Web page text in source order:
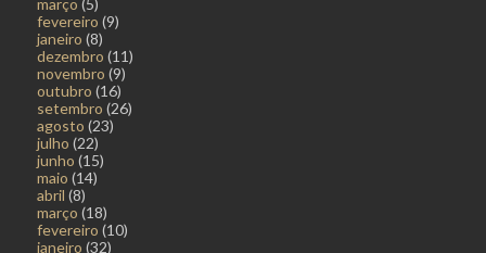
fevereiro (9)
janeiro (8)
dezembro (11)
novembro (9)
outubro (16)
setembro (26)
agosto (23)
julho (22)
junho (15)
maio (14)
abril (8)
março (18)
fevereiro (10)
janeiro (32)